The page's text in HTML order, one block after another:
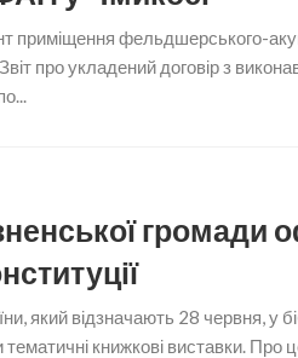
приміщення фельдшерського-
про укладений договір з
громади
який відзначають 28 червня, у
тематичні книжкові виставки.